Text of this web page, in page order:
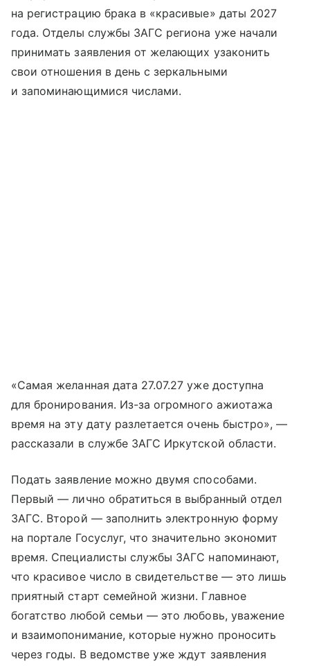
на регистрацию брака в «красивые» даты 2027
года. Отделы службы ЗАГС региона уже начали
принимать заявления от желающих узаконить
свои отношения в день с зеркальными
и запоминающимися числами.
«Самая желанная дата 27.07.27 уже доступна
для бронирования. Из-за огромного ажиотажа
время на эту дату разлетается очень быстро», —
рассказали в службе ЗАГС Иркутской области.
Подать заявление можно двумя способами.
Первый — лично обратиться в выбранный отдел
ЗАГС. Второй — заполнить электронную форму
на портале Госуслуг, что значительно экономит
время. Специалисты службы ЗАГС напоминают,
что красивое число в свидетельстве — это лишь
приятный старт семейной жизни. Главное
богатство любой семьи — это любовь, уважение
и взаимопонимание, которые нужно проносить
через годы. В ведомстве уже ждут заявления